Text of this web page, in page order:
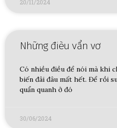
20/11/2024
Những đièu vẩn vơ
Có nhiều điều để nói mà khi
biến đâi đâu mất hết. Để rồi
quẩn quanh ở đó
30/06/2024